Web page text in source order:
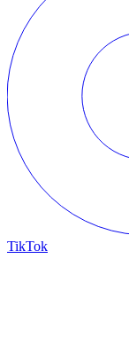
TikTok